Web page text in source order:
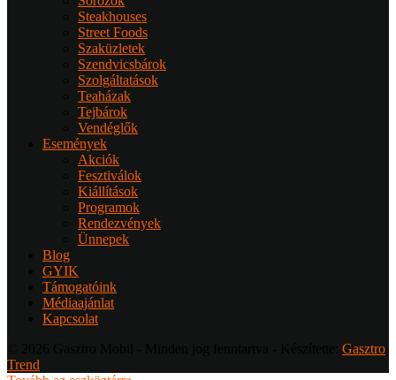
Steakhouses
Street Foods
Szaküzletek
Szendvicsbárok
Szolgáltatások
Teaházak
Tejbárok
Vendéglők
Események
Akciók
Fesztiválok
Kiállítások
Programok
Rendezvények
Ünnepek
Blog
GYIK
Támogatóink
Médiaajánlat
Kapcsolat
Gasztro
Trend